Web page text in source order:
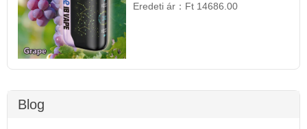
Eredeti ár： Ft 14686.00
Blog